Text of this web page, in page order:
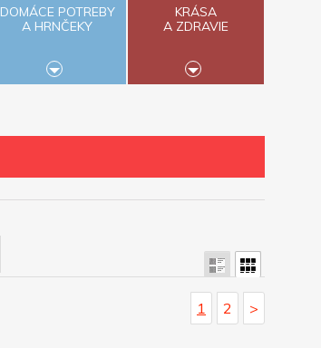
DOMÁCE POTREBY
A HRNČEKY
KRÁSA
A ZDRAVIE
1 2 >